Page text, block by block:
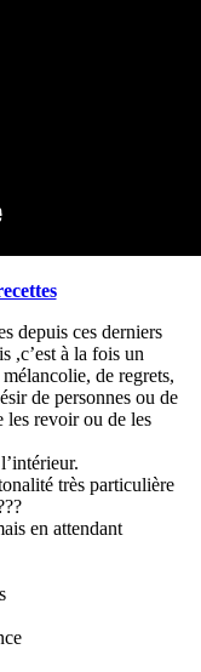
depuis ces derniers
,c’est à la fois un
de regrets,
de personnes ou de
les revoir ou de les
très particulière
en attendant